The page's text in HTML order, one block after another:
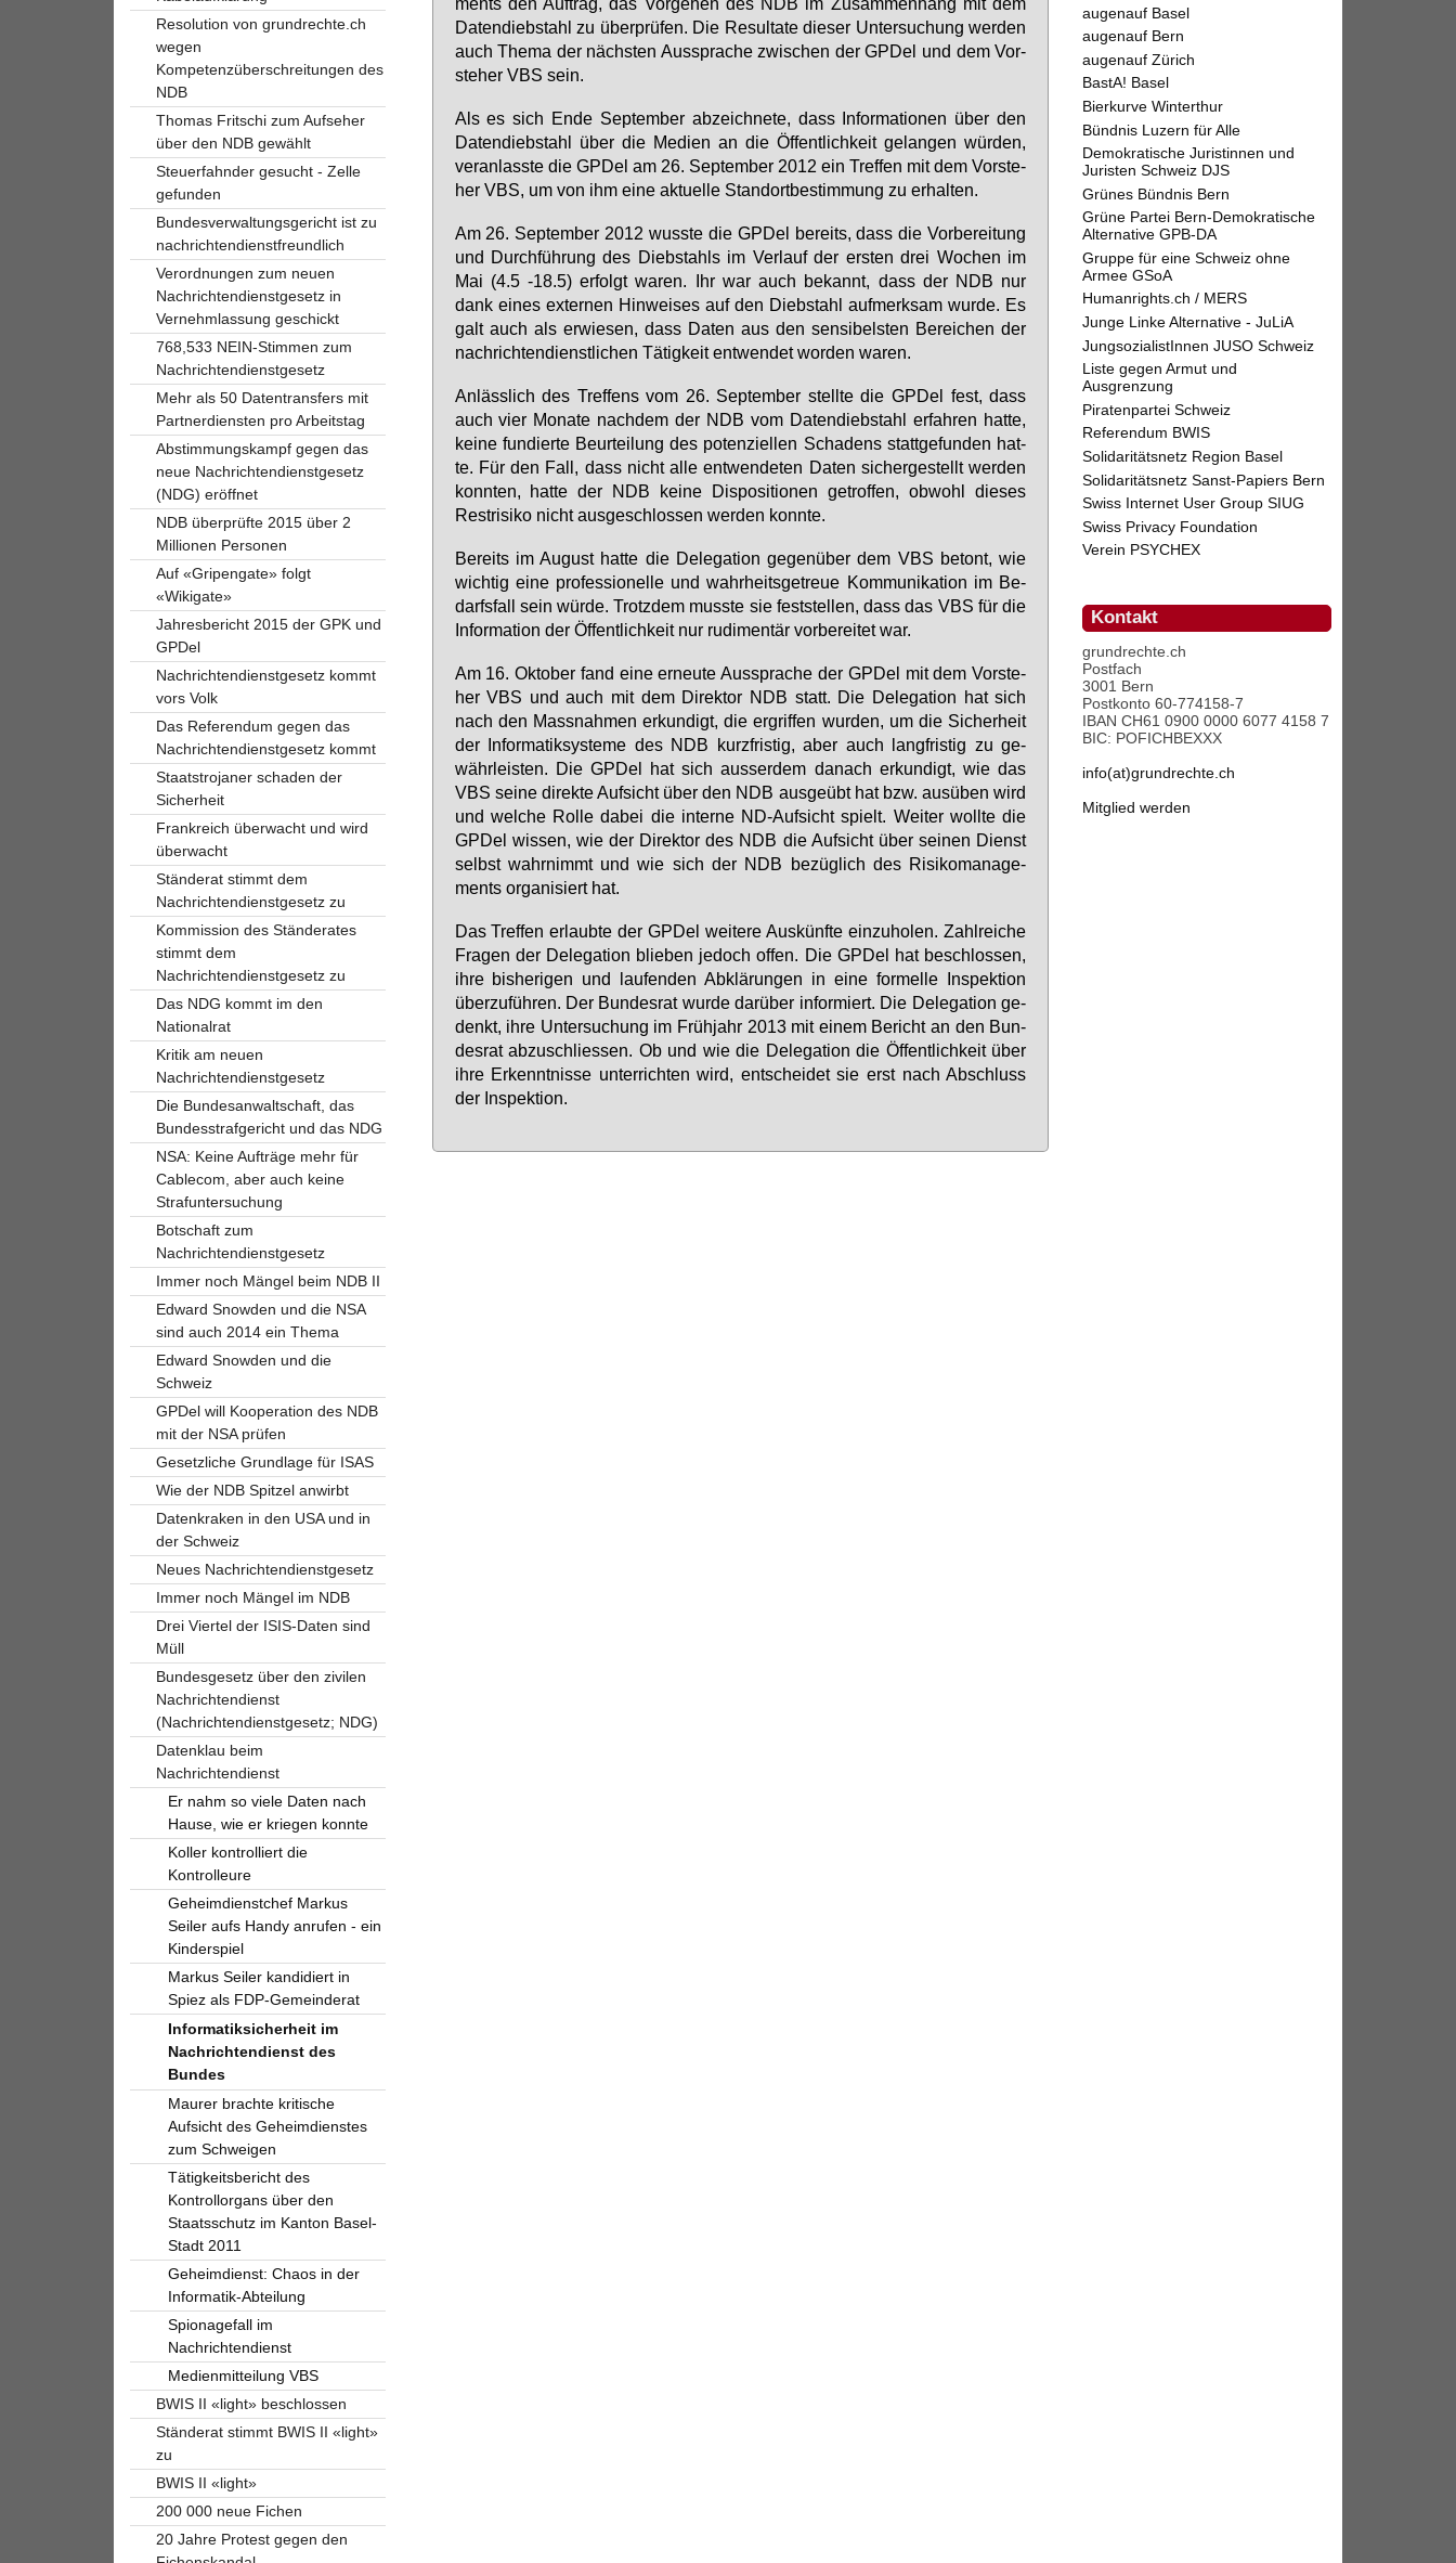
Da­ten­dieb­stahl zu über­prü­fen. Die Re­sul­ta­te die­ser Un­ter­su­chung wer­den
auch The­ma der nächs­ten Aus­spra­che zwi­schen der GPDel und dem Vor­
ste­her VBS sein.
Als es sich En­de Sep­tem­ber ab­zeich­ne­te, dass In­for­ma­tio­nen über den
Da­ten­dieb­stahl über die Me­di­en an die Öf­fent­lich­keit ge­lan­gen wür­den,
ver­an­lass­te die GPDel am 26. Sep­tem­ber 2012 ein Tref­fen mit dem Vor­ste­
her VBS, um von ihm ei­ne ak­tu­el­le Stand­ort­be­stim­mung zu er­hal­ten.
Am 26. Sep­tem­ber 2012 wuss­te die GPDel be­reits, dass die Vor­be­rei­tung
und Durch­füh­rung des Dieb­stahls im Ver­lauf der ers­ten drei Wo­chen im
Mai (4.5 -18.5) er­folgt wa­ren. Ihr war auch be­kannt, dass der NDB nur
dank ei­nes ex­ter­nen Hin­wei­ses auf den Dieb­stahl auf­merk­sam wur­de. Es
galt auch als er­wie­sen, dass Da­ten aus den sen­si­bels­ten Be­rei­chen der
nach­rich­ten­dienst­li­chen Tä­tig­keit ent­wen­det wor­den wa­ren.
An­läss­lich des Tref­fens vom 26. Sep­tem­ber stell­te die GPDel fest, dass
auch vier Mo­na­te nach­dem der NDB vom Da­ten­dieb­stahl er­fah­ren hat­te,
kei­ne fun­dier­te Be­ur­tei­lung des po­ten­zi­el­len Scha­dens statt­ge­fun­den hat­
te. Für den Fall, dass nicht al­le ent­wen­de­ten Da­ten si­cher­ge­stellt wer­den
konn­ten, hat­te der NDB kei­ne Dis­po­si­tio­nen ge­trof­fen, ob­wohl die­ses
Rest­ri­si­ko nicht aus­ge­schlos­sen wer­den konn­te.
Be­reits im Au­gust hat­te die De­le­ga­ti­on ge­gen­über dem VBS be­tont, wie
wich­tig ei­ne pro­fes­sio­nel­le und wahr­heits­ge­treue Kom­mu­ni­ka­ti­on im Be­
darfs­fall sein wür­de. Trotz­dem muss­te sie fest­stel­len, dass das VBS für die
In­for­ma­ti­on der Öf­fent­lich­keit nur ru­di­men­tär vor­be­rei­tet war.
Am 16. Ok­to­ber fand ei­ne er­neu­te Aus­spra­che der GPDel mit dem Vor­ste­
her VBS und auch mit dem Di­rek­tor NDB statt. Die De­le­ga­ti­on hat sich
nach den Mass­nah­men er­kun­digt, die er­grif­fen wur­den, um die Si­cher­heit
der In­for­ma­tik­sys­te­me des NDB kurz­fris­tig, aber auch lang­fris­tig zu ge­
währ­leis­ten. Die GPDel hat sich aus­ser­dem da­nach er­kun­digt, wie das
VBS sei­ne di­rek­te Auf­sicht über den NDB aus­ge­übt hat bzw. aus­üben wird
und wel­che Rol­le da­bei die in­ter­ne ND-Auf­sicht spielt. Wei­ter woll­te die
GPDel wis­sen, wie der Di­rek­tor des NDB die Auf­sicht über sei­nen Dienst
selbst wahr­nimmt und wie sich der NDB be­züg­lich des Ri­si­ko­ma­nage­
ments or­ga­ni­siert hat.
Das Tref­fen er­laub­te der GPDel wei­te­re Aus­künf­te ein­zu­ho­len. Zahl­rei­che
Fra­gen der De­le­ga­ti­on blie­ben je­doch of­fen. Die GPDel hat be­schlos­sen,
ih­re bis­he­ri­gen und lau­fen­den Ab­klä­run­gen in ei­ne for­mel­le In­spek­ti­on
über­zu­füh­ren. Der Bun­des­rat wur­de dar­über in­for­miert. Die De­le­ga­ti­on ge­
denkt, ih­re Un­ter­su­chung im Früh­jahr 2013 mit ei­nem Be­richt an den Bun­
des­rat ab­zu­schlies­sen. Ob und wie die De­le­ga­ti­on die Öf­fent­lich­keit über
ih­re Er­kennt­nis­se un­ter­rich­ten wird, ent­schei­det sie erst nach Ab­schluss
der In­spek­ti­on.
augenauf Basel
augenauf Bern
augenauf Zürich
BastA! Basel
Bierkurve Winterthur
Bündnis Luzern für Alle
Demokratische Juristinnen und
Juristen Schweiz DJS
Grünes Bündnis Bern
Grüne Partei Bern-Demokratische
Alternative GPB-DA
Gruppe für eine Schweiz ohne
Armee GSoA
Humanrights.ch / MERS
Junge Linke Alternative - JuLiA
JungsozialistInnen JUSO Schweiz
Liste gegen Armut und
Ausgrenzung
Piratenpartei Schweiz
Referendum BWIS
Solidaritätsnetz Region Basel
Solidaritätsnetz Sanst-Papiers Bern
Swiss Internet User Group SIUG
Swiss Privacy Foundation
Verein PSYCHEX
Kontakt
grundrechte.ch
Postfach
3001 Bern
Postkonto 60-774158-7
IBAN CH61 0900 0000 6077 4158 7
BIC: POFICHBEXXX
info(at)grundrechte.ch
Mitglied werden
Resolution von grundrechte.ch
wegen
Kompetenzüberschreitungen des
NDB
Thomas Fritschi zum Aufseher
über den NDB gewählt
Steuerfahnder gesucht - Zelle
gefunden
Bundesverwaltungsgericht ist zu
nachrichtendienstfreundlich
Verordnungen zum neuen
Nachrichtendienstgesetz in
Vernehmlassung geschickt
768,533 NEIN-Stimmen zum
Nachrichtendienstgesetz
Mehr als 50 Datentransfers mit
Partnerdiensten pro Arbeitstag
Abstimmungskampf gegen das
neue Nachrichtendienstgesetz
(NDG) eröffnet
NDB überprüfte 2015 über 2
Millionen Personen
Auf «Gripengate» folgt
«Wikigate»
Jahresbericht 2015 der GPK und
GPDel
Nachrichtendienstgesetz kommt
vors Volk
Das Referendum gegen das
Nachrichtendienstgesetz kommt
Staatstrojaner schaden der
Sicherheit
Frankreich überwacht und wird
überwacht
Ständerat stimmt dem
Nachrichtendienstgesetz zu
Kommission des Ständerates
stimmt dem
Nachrichtendienstgesetz zu
Das NDG kommt im den
Nationalrat
Kritik am neuen
Nachrichtendienstgesetz
Die Bundesanwaltschaft, das
Bundesstrafgericht und das NDG
NSA: Keine Aufträge mehr für
Cablecom, aber auch keine
Strafuntersuchung
Botschaft zum
Nachrichtendienstgesetz
Immer noch Mängel beim NDB II
Edward Snowden und die NSA
sind auch 2014 ein Thema
Edward Snowden und die
Schweiz
GPDel will Kooperation des NDB
mit der NSA prüfen
Gesetzliche Grundlage für ISAS
Wie der NDB Spitzel anwirbt
Datenkraken in den USA und in
der Schweiz
Neues Nachrichtendienstgesetz
Immer noch Mängel im NDB
Drei Viertel der ISIS-Daten sind
Müll
Bundesgesetz über den zivilen
Nachrichtendienst
(Nachrichtendienstgesetz; NDG)
Datenklau beim
Nachrichtendienst
Er nahm so viele Daten nach
Hause, wie er kriegen konnte
Koller kontrolliert die
Kontrolleure
Geheimdienstchef Markus
Seiler aufs Handy anrufen - ein
Kinderspiel
Markus Seiler kandidiert in
Spiez als FDP-Gemeinderat
Informatiksicherheit im
Nachrichtendienst des
Bundes
Maurer brachte kritische
Aufsicht des Geheimdienstes
zum Schweigen
Tätigkeitsbericht des
Kontrollorgans über den
Staatsschutz im Kanton Basel-
Stadt 2011
Geheimdienst: Chaos in der
Informatik-Abteilung
Spionagefall im
Nachrichtendienst
Medienmitteilung VBS
BWIS II «light» beschlossen
Ständerat stimmt BWIS II «light»
zu
BWIS II «light»
200 000 neue Fichen
20 Jahre Protest gegen den